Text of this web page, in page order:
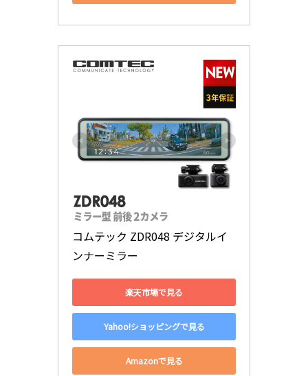
コムテック ZDR048 デジタルイ
ンナーミラー
楽天市場で見る
Yahoo!ショッピングで見る
Amazonで見る